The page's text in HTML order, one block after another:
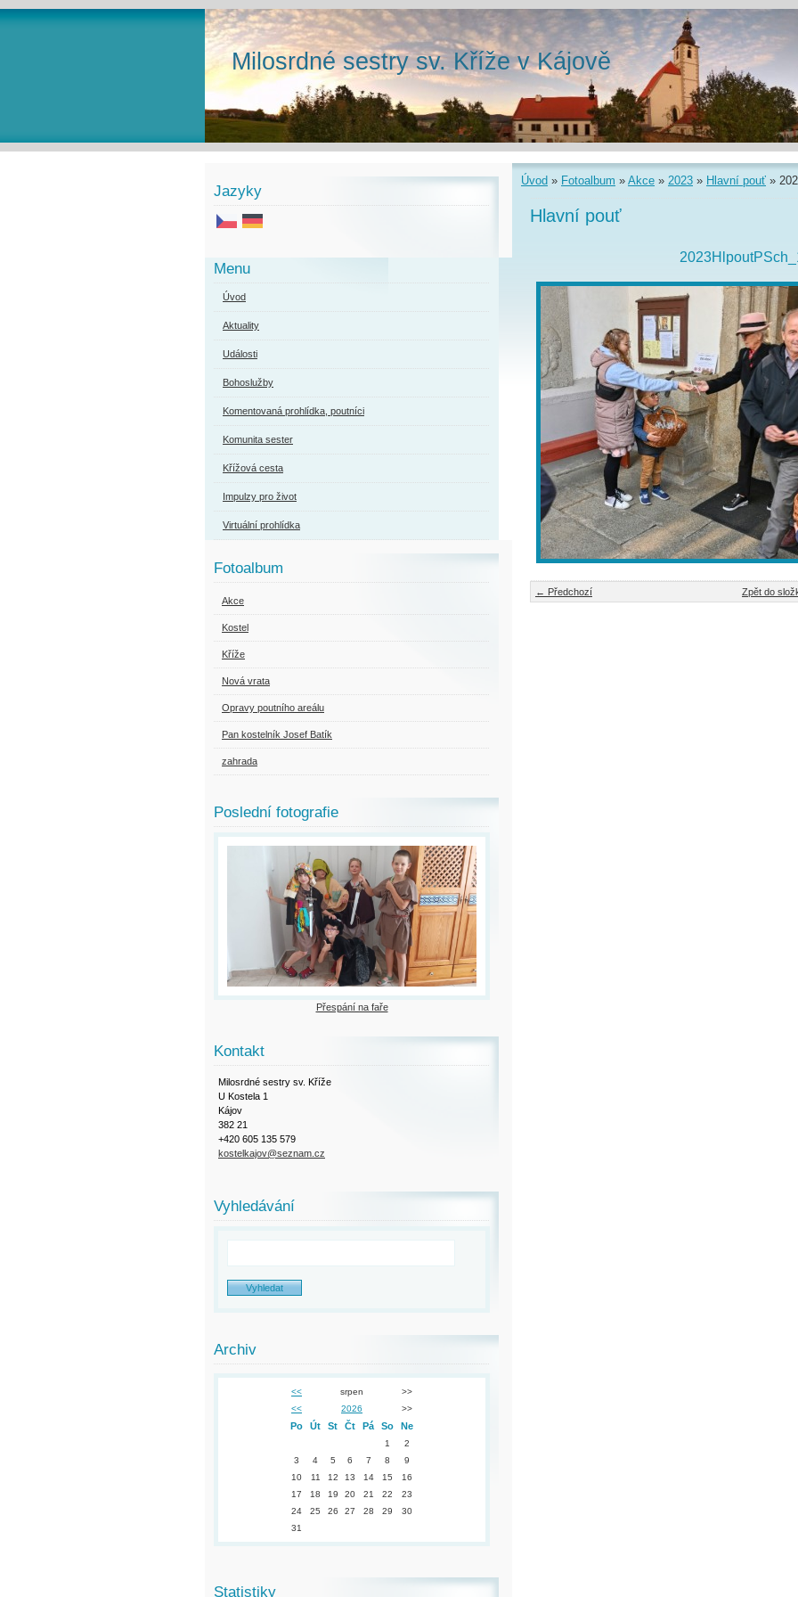
Milosrdné sestry sv. Kříže v Kájově
Úvod » Fotoalbum » Akce » 2023 » Hlavní pouť »
Hlavní pouť
← Předchozí Zpět do
Jazyky
Menu
Úvod
Aktuality
Události
Bohoslužby
Komentovaná prohlídka, poutníci
Komunita sester
Křížová cesta
Impulzy pro život
Virtuální prohlídka
Fotoalbum
Akce
Kostel
Kříže
Nová vrata
Opravy poutního areálu
Pan kostelník Josef Batík
zahrada
Poslední fotografie
Přespání na faře
Kontakt
Milosrdné sestry sv. Kříže
U Kostela 1
Kájov
382 21
+420 605 135 579
kostelkajov@seznam.cz
Vyhledávání
Archiv
<< srpen
>>
<<
2026 >>
Po Út St Čt Pá So Ne
1
2
3
4 5 6 7 8
9
10
11 12 13 14 15
16
17
18 19 20 21 22
23
24
25 26 27 28 29
30
31
Statistiky